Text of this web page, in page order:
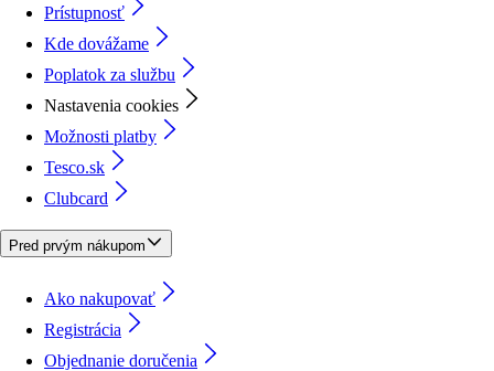
Prístupnosť
Kde dovážame
Poplatok za službu
Nastavenia cookies
Možnosti platby
Tesco.sk
Clubcard
Pred prvým nákupom
Ako nakupovať
Registrácia
Objednanie doručenia